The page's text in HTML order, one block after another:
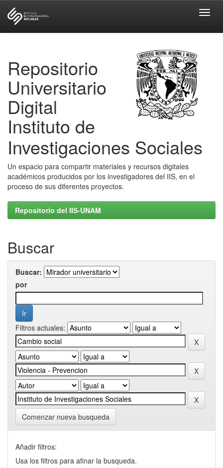
Repositorio
Universitario
Digital
Instituto de
Investigaciones Sociales
Un espacio para compartir materiales y recursos digitales
académicos producidos por los investigadores del IIS, en el
proceso de sus diferentes proyectos.
Repositorio del IIS-UNAM
Buscar
Buscar:
por
Filtros actuales:
Comenzar nueva busqueda
Añadir filtros:
Usa los filtros para afinar la busqueda.